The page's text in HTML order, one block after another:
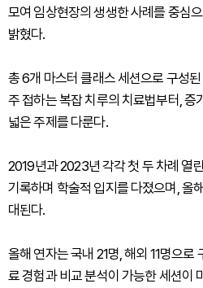
모여 임상현장의 생생한 사례를 중심
밝혔다.
총 6개 마스터 클래스 세션으로 구성
주 접하는 복잡 치루의 치료법부터, 증
넓은 주제를 다룬다.
2019년과 2023년 각각 첫 두 차례 열
기록하며 학술적 입지를 다졌으며, 올
대된다.
올해 연자는 국내 21명, 해외 11명으로
료 경험과 비교 분석이 가능한 세션이